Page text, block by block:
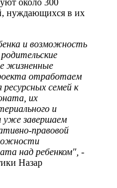
около 300
нуждающихся в их
и возможность
жизненные
отработаем
семей к
их
и
уже завершаем
правовой
над ребенком", -
Назар